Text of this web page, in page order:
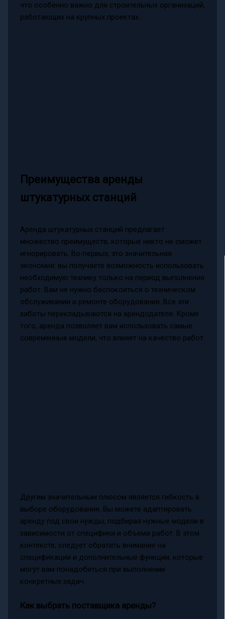
что особенно важно для строительных организаций,
работающих на крупных проектах.
Преимущества аренды
штукатурных станций
Аренда штукатурных станций предлагает
множество преимуществ, которые никто не сможет
игнорировать. Во-первых, это значительная
экономия: вы получаете возможность использовать
необходимую технику только на период выполнения
работ. Вам не нужно беспокоиться о техническом
обслуживании и ремонте оборудования. Все эти
заботы перекладываются на арендодателя. Кроме
того, аренда позволяет вам использовать самые
современные модели, что влияет на качество работ.
Другим значительным плюсом является гибкость в
выборе оборудования. Вы можете адаптировать
аренду под свои нужды, подбирая нужные модели в
зависимости от специфики и объема работ. В этом
контексте, следует обратить внимание на
спецификации и дополнительные функции, которые
могут вам понадобиться при выполнении
конкретных задач.
Как выбрать поставщика аренды?